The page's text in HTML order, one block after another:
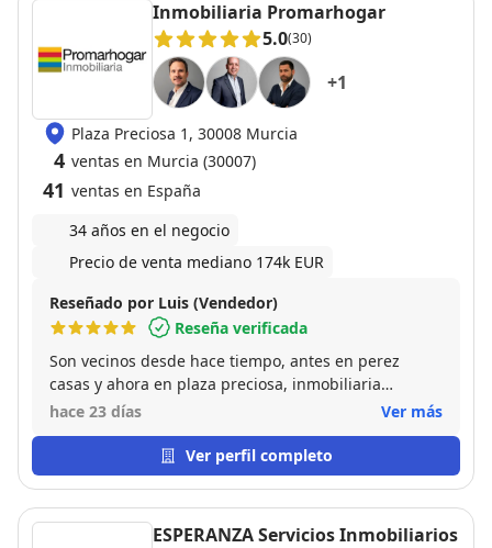
Inmobiliaria Promarhogar
5.0(30)
+1
Plaza Preciosa 1, 30008 Murcia
4 ventas en Murcia (30007)
41 ventas en España
34 años en el negocio
Precio de venta mediano 174k EUR
Reseñado por Luis (Vendedor)
Reseña verificada
Son vecinos desde hace tiempo, antes en perez
casas y ahora en plaza preciosa, inmobiliaria
cercana, siempre trabaja la misma gente desde hace
vendido mi vivienda justo encima de su oficina
actual. recomendables
hace 23 días Ver más
Ver perfil completo
ESPERANZA Servicios Inmobiliarios